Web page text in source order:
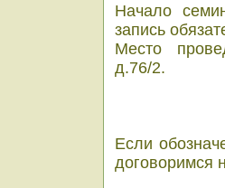
Начало
запись
Место
д.76/2.
Если
договоримся